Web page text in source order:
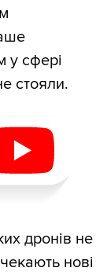
у сфері
стояли.
дронів не
нові